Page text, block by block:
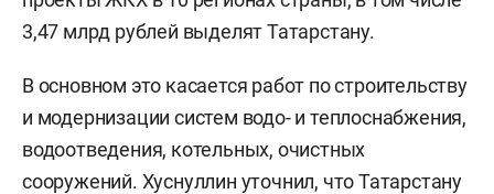
3,47 млрд рублей выделят Татарстану.
В основном это касается работ по строительству
и модернизации систем водо- и теплоснабжения,
водоотведения, котельных, очистных
сооружений. Хуснуллин уточнил, что Татарстану